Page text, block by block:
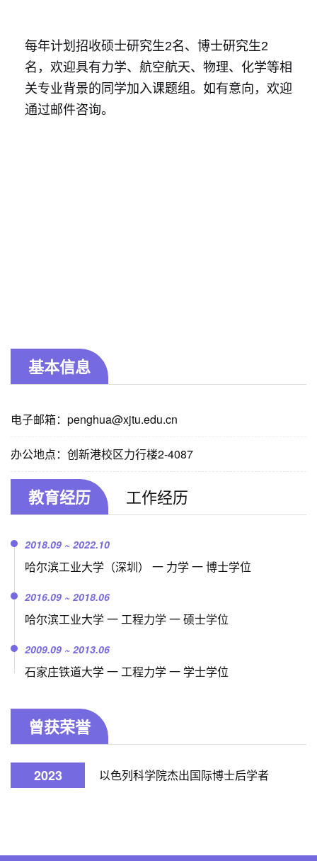
每年计划招收硕士研究生2名、博士研究生2
名，欢迎具有力学、航空航天、物理、化学等相
关专业背景的同学加入课题组。如有意向，欢迎
通过邮件咨询。
基本信息
电子邮箱： penghua@xjtu.edu.cn
办公地点：创新港校区力行楼2-4087
教育经历 工作经历
2018.09 ~ 2022.10
哈尔滨工业大学（深圳） 一 力学 一 博士学位
2016.09 ~ 2018.06
哈尔滨工业大学 一 工程力学 一 硕士学位
2009.09 ~ 2013.06
石家庄铁道大学 一 工程力学 一 学士学位
曾获荣誉
2023 以色列科学院杰出国际博士后学者